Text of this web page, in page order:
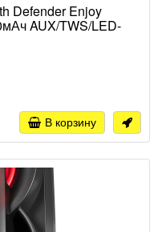
Defender Enjoy
AUX/TWS/LED-
В корзину